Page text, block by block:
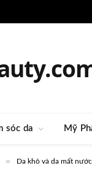
sóc da Mỹ
» Da khô và da mất